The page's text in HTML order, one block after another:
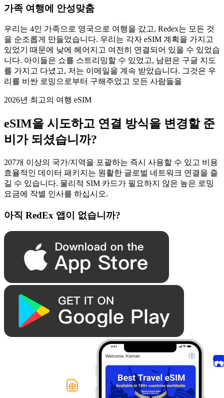
가족 여행에 안성맞춤
우리는 4인 가족으로 영국으로 여행을 갔고, Redex는 모든 것
을 순조롭게 만들었습니다. 우리는 각자 eSIM 계획을 가지고
있었기 때문에 낮에 헤어지고 여전히 연결되어 있을 수 있었습
니다. 아이들은 쇼를 스트리밍할 수 있었고, 남편은 구글 지도
를 가지고 다녔고, 저는 이메일을 계속 받았습니다. 그것은 우
리를 비싼 로밍으로부터 구해주었고 모든 사람들을
2026년 최고의 여행 eSIM
eSIM을 시도하고 연결 방식을 변경할 준
비가 되셨습니까?
207개 이상의 국가/지역을 포괄하는 즉시 사용할 수 있고 비용
효율적인 데이터 패키지는 원활한 글로벌 네트워크 연결을 즐
길 수 있습니다. 물리적 SIM 카드가 필요하지 않은 높은 로밍
요금에 작별 인사를 하십시오.
아직 RedEx 앱이 없습니까?